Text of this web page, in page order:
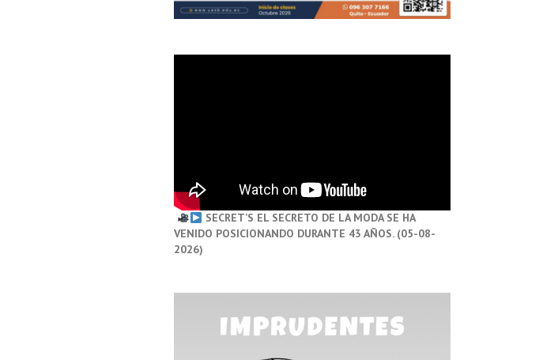
SECRET’S EL SECRETO DE LA MODA SE HA
VENIDO POSICIONANDO DURANTE 43 AÑOS. (05-08-
2026)